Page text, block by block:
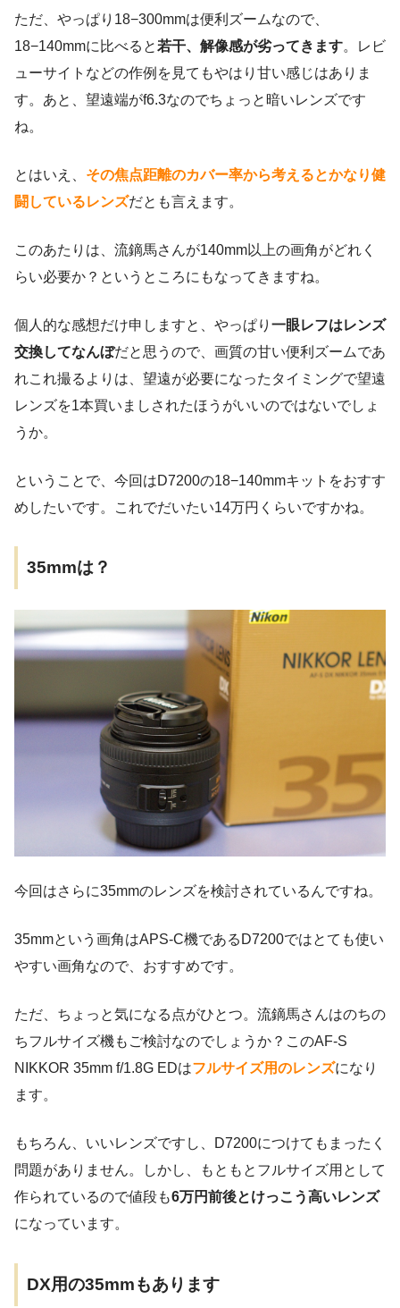
ただ、やっぱり18−300mmは便利ズームなので、
18−140mmに比べると若干、解像感が劣ってきます。レビ
ューサイトなどの作例を見てもやはり甘い感じはありま
す。あと、望遠端がf6.3なのでちょっと暗いレンズです
ね。
とはいえ、 その焦点距離のカバー率から考えるとかなり健
闘しているレンズだとも言えます。
このあたりは、流鏑馬さんが140mm以上の画角がどれく
らい必要か？というところにもなってきますね。
個人的な感想だけ申しますと、やっぱり 一眼レフはレンズ
交換してなんぼだと思うので、画質の甘い便利ズームであ
れこれ撮るよりは、望遠が必要になったタイミングで望遠
レンズを1本買いましされたほうがいいのではないでしょ
うか。
ということで、今回はD7200の18−140mmキットをおすす
めしたいです。これでだいたい14万円くらいですかね。
35mmは？
今回はさらに35mmのレンズを検討されているんですね。
35mmという画角はAPS-C機であるD7200ではとても使い
やすい画角なので、おすすめです。
ただ、ちょっと気になる点がひとつ。流鏑馬さんはのちの
ちフルサイズ機もご検討なのでしょうか？このAF-S
NIKKOR 35mm f/1.8G EDはフルサイズ用のレンズになり
ます。
もちろん、いいレンズですし、D7200につけてもまったく
問題がありません。しかし、もともとフルサイズ用として
作られているので値段も6万円前後とけっこう高いレンズ
になっています。
DX用の35mmもあります